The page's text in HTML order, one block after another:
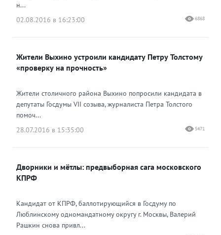
н...
02.08.2016 в 16:23:00
6868
Жители Выхино устроили кандидату Петру Толстому
«проверку на прочность»
Жители столичного района Выхино попросили кандидата в
депутаты Госдумы VII созыва, журналиста Петра Толстого
помоч...
28.07.2016 в 15:35:00
5471
Дворники и мётлы: предвыборная сага московского
КПРФ
Кандидат от КПРФ, баллотирующийся в Госдуму по
Люблинскому одномандатному округу г. Москвы, Валерий
Рашкин снова привл...